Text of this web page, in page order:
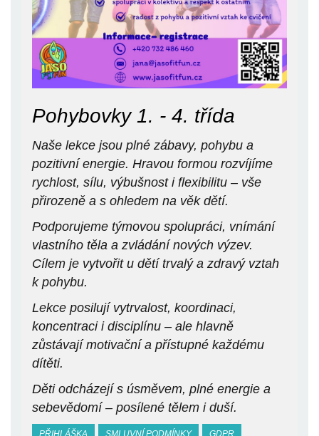
Pohybovky 1. - 4. třída
Naše lekce jsou plné zábavy, pohybu a
pozitivní energie. Hravou formou rozvíjíme
rychlost, sílu, výbušnost i flexibilitu – vše
přirozeně a s ohledem na věk dětí.
Podporujeme týmovou spolupráci, vnímání
vlastního těla a zvládání nových výzev.
Cílem je vytvořit u dětí trvalý a zdravý vztah
k pohybu.
Lekce posilují vytrvalost, koordinaci,
koncentraci i disciplínu – ale hlavně
zůstávají motivační a přístupné každému
dítěti.
Děti odcházejí s úsměvem, plné energie a
sebevědomí – posílené tělem i duší.
PŘIHLÁŠKA SMLUVNÍ PODMÍNKY GDPR